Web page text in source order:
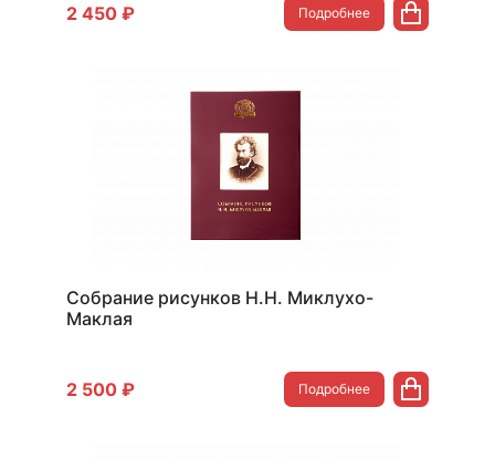
2 450 ₽ Подробнее
Собрание рисунков Н.Н. Миклухо-
Маклая
2 500 ₽ Подробнее